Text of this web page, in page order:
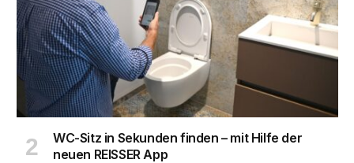
WC-Sitz in Sekunden finden – mit Hilfe der
neuen REISSER App